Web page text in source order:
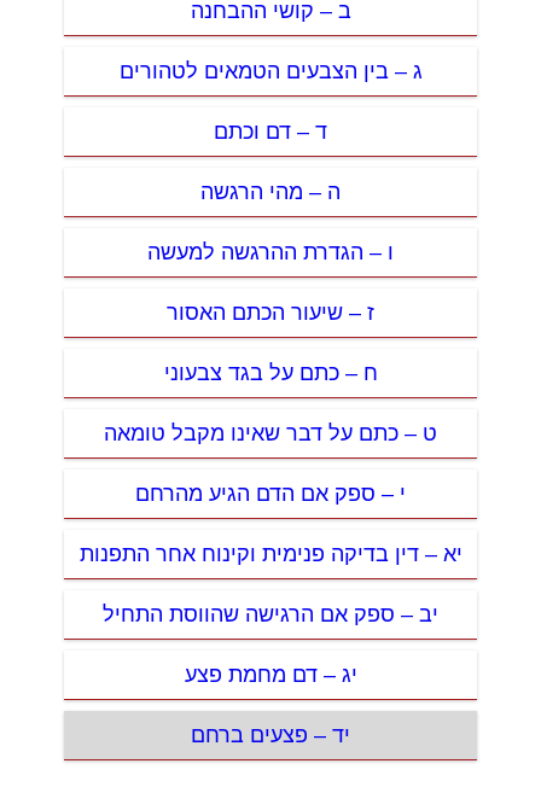
ב – קושי ההבחנה
ג – בין הצבעים הטמאים לטהורים
ד – דם וכתם
ה – מהי הרגשה
ו – הגדרת ההרגשה למעשה
ז – שיעור הכתם האסור
ח – כתם על בגד צבעוני
ט – כתם על דבר שאינו מקבל טומאה
י – ספק אם הדם הגיע מהרחם
יא – דין בדיקה פנימית וקינוח אחר התפנות
יב – ספק אם הרגישה שהווסת התחיל
יג – דם מחמת פצע
יד – פצעים ברחם